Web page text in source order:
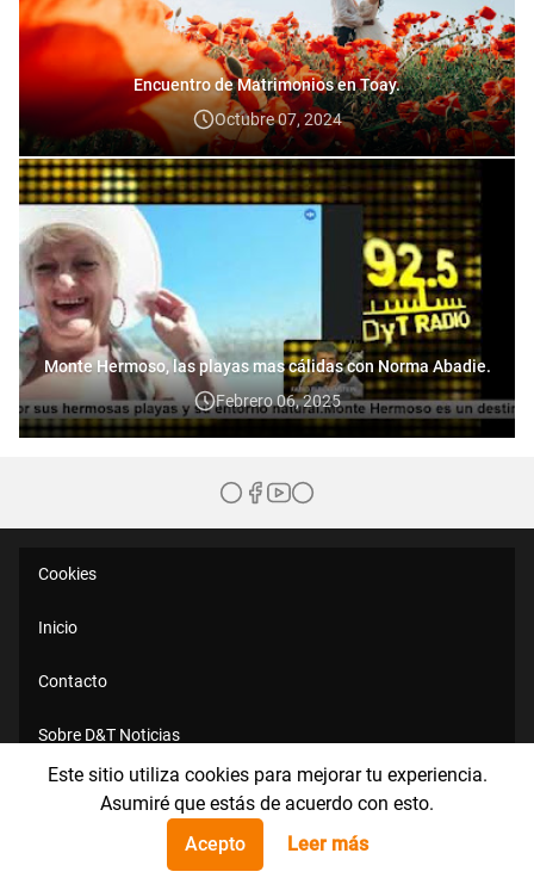
Este sitio utiliza cookies para mejorar tu experiencia.
Asumiré que estás de acuerdo con esto.
Acepto
Leer más
Encuentro de Matrimonios en Toay.
Octubre 07, 2024
Monte Hermoso, las playas mas cálidas con Norma Abadie.
Febrero 06, 2025
Cookies
Inicio
Contacto
Sobre D&T Noticias